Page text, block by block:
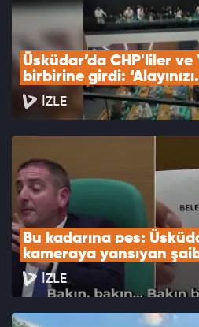
Üsküdar’da CHP'liler
birbirine girdi:
İZLE
Bu kadarına pes:
kameraya yansıyan
İZLE